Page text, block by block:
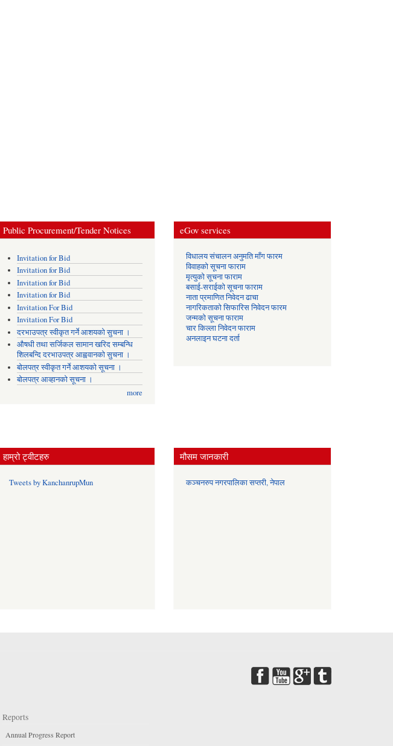
Public Procurement/Tender Notices
Invitation for Bid
Invitation for Bid
Invitation for Bid
Invitation for Bid
Invitation For Bid
Invitation For Bid
दरभाउपत्र स्वीकृत गर्ने आशयको सुचना ।
औषधी तथा सर्जिकल सामान खरिद सम्बन्धि
शिलबन्दि दरभाउपत्र आह्ववानको सुचना ।
बोलपत्र स्वीकृत गर्ने आशयको सूचना ।
बोलपत्र आव्हानको सूचना ।
more
eGov services
विधालय संचालन अनुमति माँग फारम
विवाहको सूचना फाराम
मृत्युको सूचना फाराम
बसाई-सराईको सूचना फाराम
नाता प्रमाणित निवेदन ढाचा
नागरिकताको सिफारिस निवेदन फारम
जन्मको सूचना फाराम
चार किल्ला निवेदन फाराम
अनलाइन घटना दर्ता
हाम्रो ट्वीटहरु
Tweets by KanchanrupMun
मौसम जानकारी
कञ्चनरुप नगरपालिका सप्तरी, नेपाल
Reports
Annual Progress Report